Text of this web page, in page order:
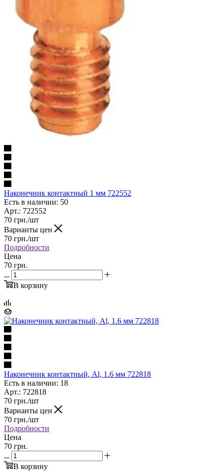
Наконечник контактный 1 мм 722552
Есть в наличии: 50
Арт.: 722552
70 грн./шт
Варианты цен
70 грн./шт
Подробности
Цена
70 грн.
В корзину
Наконечник контактный, Al, 1.6 мм 722818
Есть в наличии: 18
Арт.: 722818
70 грн./шт
Варианты цен
70 грн./шт
Подробности
Цена
70 грн.
В корзину